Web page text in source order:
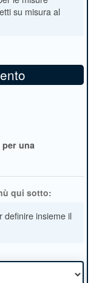
una
qui sotto:
definire insieme il